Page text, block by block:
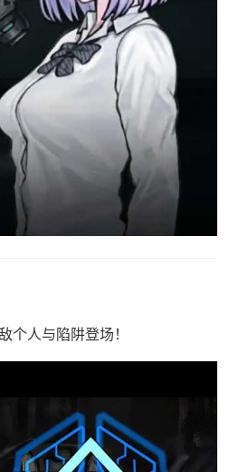
个人与陷阱登场！